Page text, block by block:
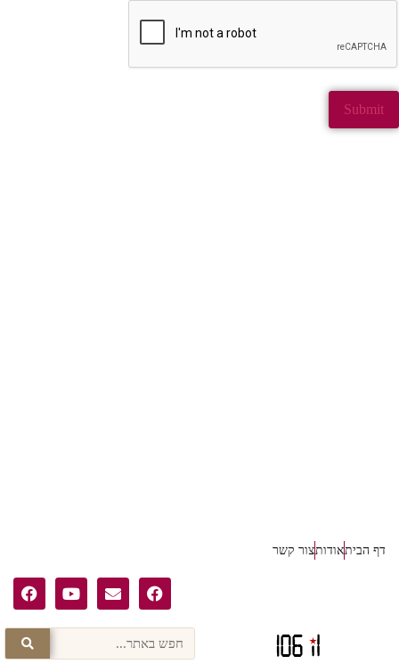
דף הביתאודותצור קשר